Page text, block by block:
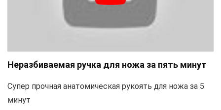
Неразбиваемая ручка для ножа за пять минут
Супер прочная анатомическая рукоять для ножа за 5
минут